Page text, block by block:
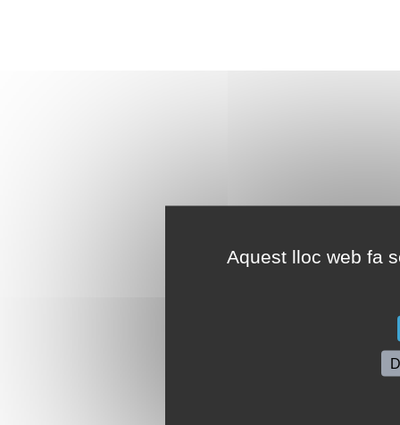
Aquest lloc web fa